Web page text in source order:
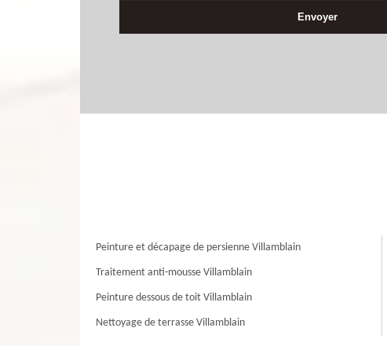
Peinture et décapage de persienne Villamblain
Traitement anti-mousse Villamblain
Peinture dessous de toit Villamblain
Nettoyage de terrasse Villamblain